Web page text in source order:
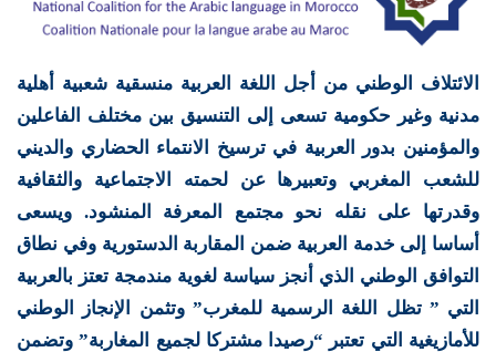
الائتلاف الوطني من أجل اللغة العربية منسقية شعبية أهلية
مدنية وغير حكومية تسعى إلى التنسيق بين مختلف الفاعلين
والمؤمنين بدور العربية في ترسيخ الانتماء الحضاري والديني
للشعب المغربي وتعبيرها عن لحمته الاجتماعية والثقافية
وقدرتها على نقله نحو مجتمع المعرفة المنشود. ويسعى
أساسا إلى خدمة العربية ضمن المقاربة الدستورية وفي نطاق
التوافق الوطني الذي أنجز سياسة لغوية مندمجة تعتز بالعربية
التي ” تظل اللغة الرسمية للمغرب” وتثمن الإنجاز الوطني
للأمازيغية التي تعتبر “رصيدا مشتركا لجميع المغاربة” وتضمن